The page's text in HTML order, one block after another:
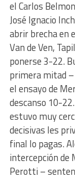
el Carlos
José Ignacio
abrir brecha en
Van de Ven,
ponerse 3-22.
primera mitad –
el ensayo de
descanso 10-
estuvo muy
decisivas les
final lo pagas.
intercepción de
Perotti –